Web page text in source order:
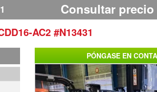
Consultar precio
AC2 #N13431
PÓNGASE EN